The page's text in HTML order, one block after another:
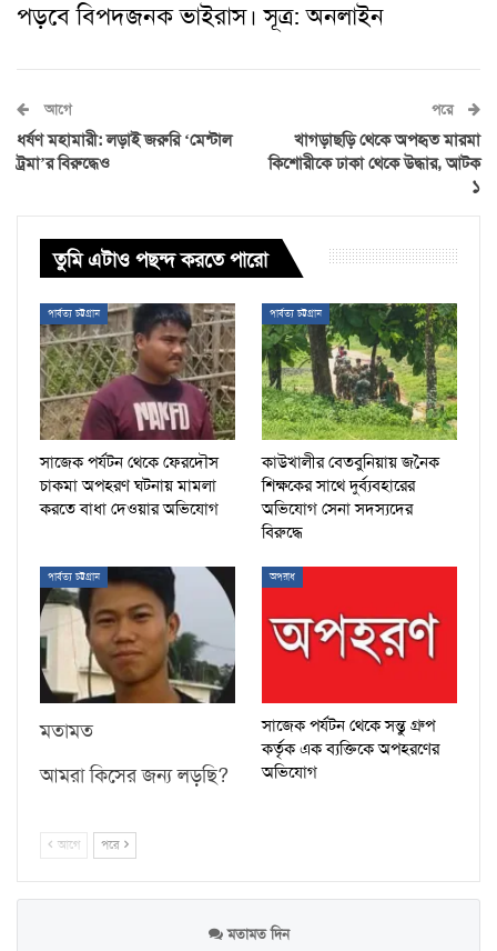
পড়বে বিপদজনক ভাইরাস। সূত্র: অনলাইন
আগে
ধর্ষণ মহামারী: লড়াই জরুরি ‘মেন্টাল
ট্রমা’র বিরুদ্ধেও
পরে
খাগড়াছড়ি থেকে অপহৃত মারমা
কিশোরীকে ঢাকা থেকে উদ্ধার, আটক
১
তুমি এটাও পছন্দ করতে পারো
পার্বত্য চট্টগ্রাম
সাজেক পর্যটন থেকে ফেরদৌস
চাকমা অপহরণ ঘটনায় মামলা
করতে বাধা দেওয়ার অভিযোগ
পার্বত্য চট্টগ্রাম
কাউখালীর বেতবুনিয়ায় জনৈক
শিক্ষকের সাথে দুর্ব্যবহারের
অভিযোগ সেনা সদস্যদের
বিরুদ্ধে
পার্বত্য চট্টগ্রাম
মতামত
আমরা কিসের জন্য লড়ছি?
অপরাধ
সাজেক পর্যটন থেকে সন্তু গ্রুপ
কর্তৃক এক ব্যক্তিকে অপহরণের
অভিযোগ
আগে পরে
মতামত দিন